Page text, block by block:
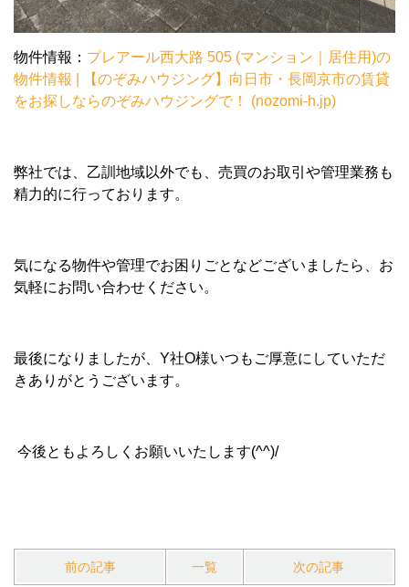
物件情報： プレアール西大路 505 (マンション｜居住用)の
物件情報 | 【のぞみハウジング】向日市・長岡京市の賃貸
をお探しならのぞみハウジングで！ (nozomi-h.jp)
弊社では、乙訓地域以外でも、売買のお取引や管理業務も
精力的に行っております。
気になる物件や管理でお困りごとなどございましたら、お
気軽にお問い合わせください。
最後になりましたが、Y社O様いつもご厚意にしていただ
きありがとうございます。
今後ともよろしくお願いいたします(^^)/
前の記事 一覧 次の記事